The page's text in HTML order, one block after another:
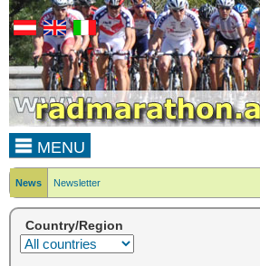
MENU
News Newsletter
Country/Region